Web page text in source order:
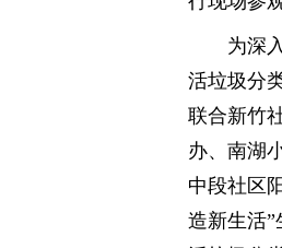
为深
活垃圾分
联合新竹
办、南湖
中段社区
造新生活